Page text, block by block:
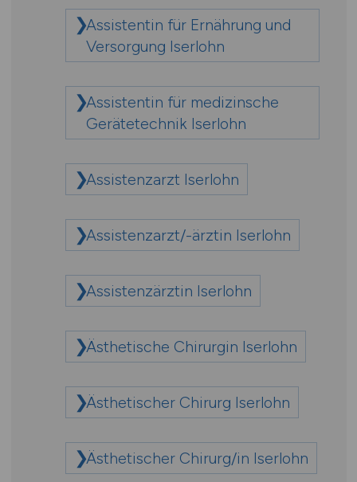
Assistentin für Ernährung und
Versorgung Iserlohn
Assistentin für medizinsche
Gerätetechnik Iserlohn
Assistenzarzt Iserlohn
Assistenzarzt/-ärztin Iserlohn
Assistenzärztin Iserlohn
Ästhetische Chirurgin Iserlohn
Ästhetischer Chirurg Iserlohn
Ästhetischer Chirurg/in Iserlohn